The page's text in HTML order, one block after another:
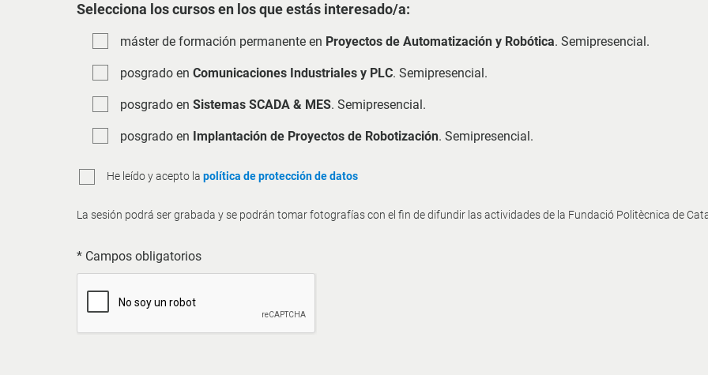
Selecciona los cursos en los que estás interesado/a:
máster de formación permanente en Proyectos de Automatización y Robótica. Semipresencial.
posgrado en Comunicaciones Industriales y PLC. Semipresencial.
posgrado en Sistemas SCADA & MES. Semipresencial.
posgrado en Implantación de Proyectos de Robotización. Semipresencial.
He leído y acepto la política de protección de datos
La sesión podrá ser grabada y se podrán tomar fotografías con el fin de difundir las actividades de la Fundació Politècnica de
* Campos obligatorios